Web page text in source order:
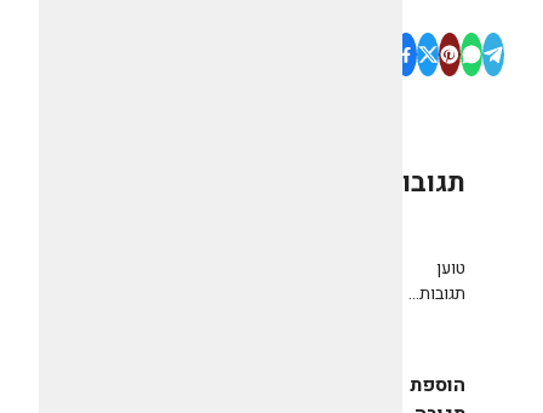
תגובות
טוען
תגובות...
הוספת